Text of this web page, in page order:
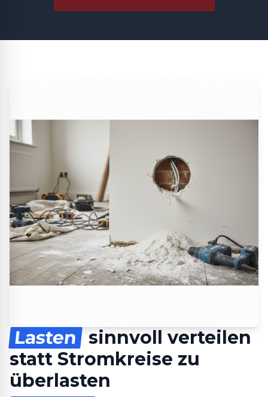
Lasten sinnvoll verteilen
statt Stromkreise zu
überlasten